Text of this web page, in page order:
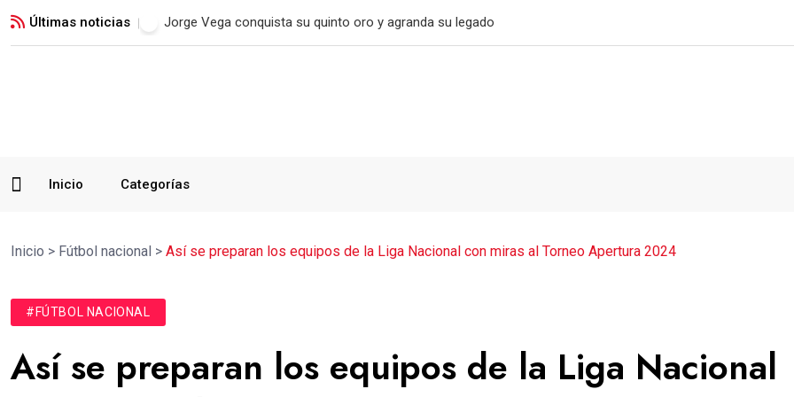
Últimas noticias Real Madrid blinda a Vinicius Jr. hasta 2032
Inicio Categorías
Inicio > Fútbol nacional > Así se preparan los equipos de la Liga Nacional con miras al Torneo Apertura 2024
#FÚTBOL NACIONAL
Así se preparan los equipos de la Liga Nacional